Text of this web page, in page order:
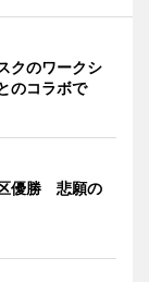
クのワークシ
のコラボで
優勝 悲願の